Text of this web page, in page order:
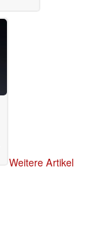
Weitere Artikel